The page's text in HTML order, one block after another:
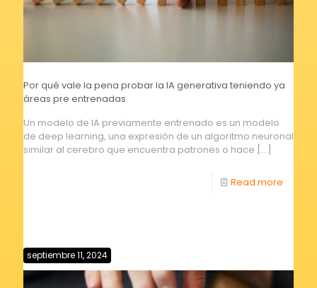
Por qué vale la pena probar la IA generativa teniendo ya
áreas pre entrenadas
Un modelo de IA previamente entrenado es un modelo
de deep learning, una expresión de un algoritmo neuronal
similar al cerebro que encuentra patrones o hace […]
Read more
septiembre 11, 2024